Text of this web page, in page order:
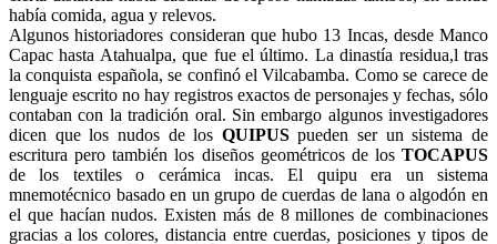
había comida, agua y relevos.
Algunos historiadores consideran que hubo 13 Incas, desde Manco
Capac hasta Atahualpa, que fue el último. La dinastía residua,l tras
la conquista española, se confinó el Vilcabamba. Como se carece de
lenguaje escrito no hay registros exactos de personajes y fechas, sólo
contaban con la tradición oral. Sin embargo algunos investigadores
dicen que los nudos de los QUIPUSpueden ser un sistema de
escritura pero también los diseños geométricos de los TOCAPUS
de los textiles o cerámica incas. El quipu era un sistema
mnemotécnico basado en un grupo de cuerdas de lana o algodón en
el que hacían nudos. Existen más de 8 millones de combinaciones
gracias a los colores, distancia entre cuerdas, posiciones y tipos de